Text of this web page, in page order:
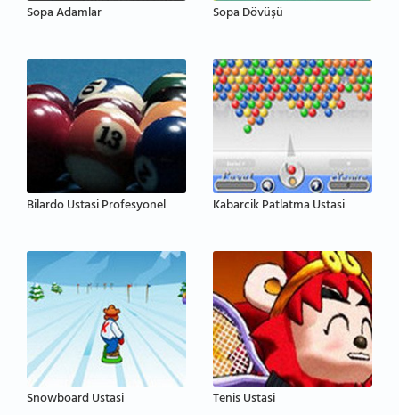
Sopa Adamlar Sopa Dövüşü
Bilardo Ustasi Profesyonel Kabarcik Patlatma Ustasi
Snowboard Ustasi Tenis Ustasi